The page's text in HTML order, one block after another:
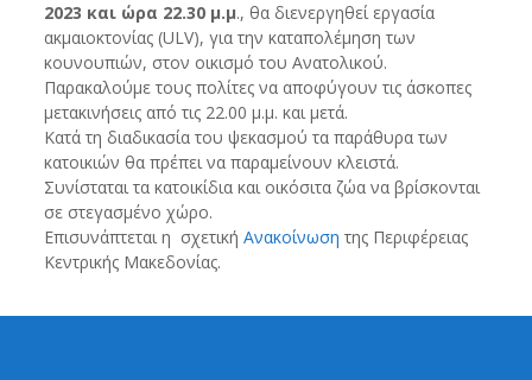
2023 και ώρα 22.30 μ.μ., θα διενεργηθεί εργασία
ακμαιοκτονίας (ULV), για την καταπολέμηση των
κουνουπιών, στον οικισμό του Ανατολικού.
Παρακαλούμε τους πολίτες να αποφύγουν τις άσκοπες
μετακινήσεις από τις 22.00 μ.μ. και μετά.
Κατά τη διαδικασία του ψεκασμού τα παράθυρα των
κατοικιών θα πρέπει να παραμείνουν κλειστά.
Συνίσταται τα κατοικίδια και οικόσιτα ζώα να βρίσκονται
σε στεγασμένο χώρο.
Επισυνάπτεται η σχετική Ανακοίνωση της Περιφέρειας
Κεντρικής Μακεδονίας.